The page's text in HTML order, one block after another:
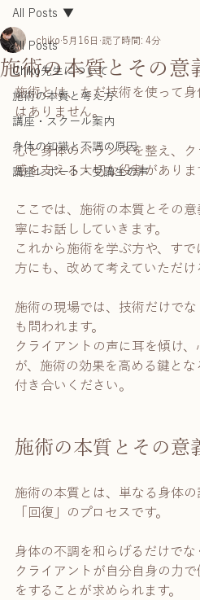
All Posts
Chiko先生について
施術の本質と考え方
講座・スクール案内
身体の知識と不調の原因
講座レポート・受講生の声
All Posts
施術の本質とその意
chiko 5月16日 読了時間: 4分
施術とは、ただ技術を使って
はありません。
心と身体のバランスを整え、
感を支える大切な役割がありま
ここでは、施術の本質とその
寧にお話ししていきます。
これから施術を学ぶ方や、す
方にも、改めて考えていただけ
施術の現場では、技術だけでな
も問われます。
クライアントの声に耳を傾け、
が、施術の効果を高める鍵と
付き合いください。
施術の本質とその意
施術の本質とは、単なる身体
「回復」のプロセスです。
身体の不調を和らげるだけでな
クライアントが自分自身の力
をすることが求められます。